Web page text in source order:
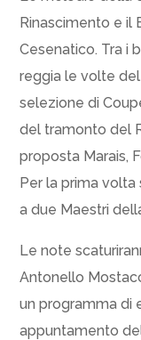
Rinascimento e il
Cesenatico. Tra i
reggia le volte del
selezione di
del tramonto del
proposta Marais,
Per la prima
a due Maestri
Le note
Antonello
un programma di
appuntamento